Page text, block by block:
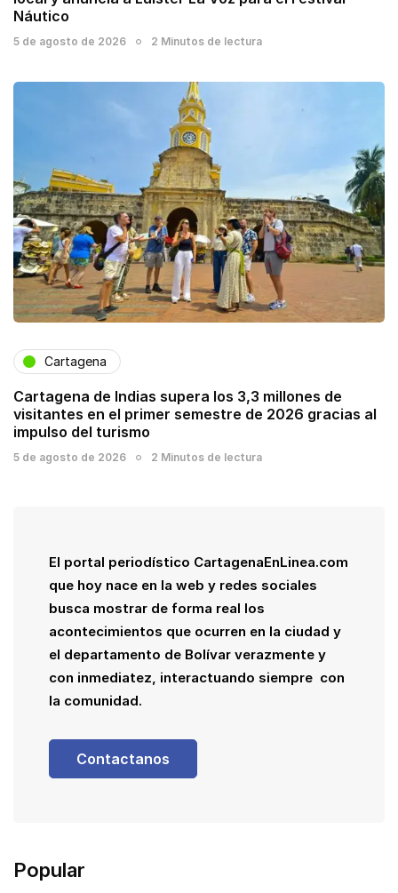
Náutico
5 de agosto de 2026 2 Minutos de lectura
Cartagena
Cartagena de Indias supera los 3,3 millones de
visitantes en el primer semestre de 2026 gracias al
impulso del turismo
5 de agosto de 2026 2 Minutos de lectura
El portal periodístico CartagenaEnLinea.com
que hoy nace en la web y redes sociales
busca mostrar de forma real los
acontecimientos que ocurren en la ciudad y
el departamento de Bolívar verazmente y
con inmediatez, interactuando siempre con
la comunidad.
Contactanos
Popular